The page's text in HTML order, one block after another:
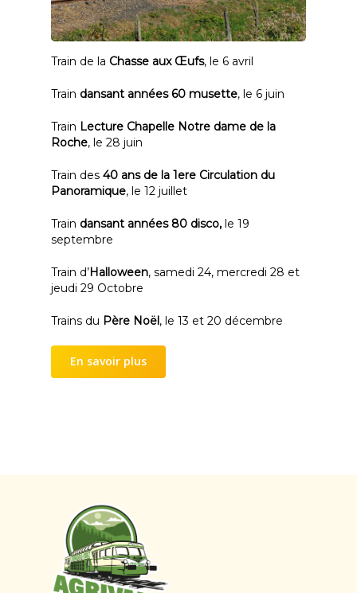
Train de la Chasse aux Œufs, le 6 avril
Train dansant années 60 musette, le 6 juin
Train Lecture Chapelle Notre dame de la
Roche, le 28 juin
Train des40 ans de la 1ere Circulation du
Panoramique, le 12 juillet
Train dansant années 80 disco, le 19
septembre
Train d’Halloween, samedi 24, mercredi 28 et
jeudi 29 Octobre
Trains du Père Noël , le 13 et 20 décembre
En savoir plus